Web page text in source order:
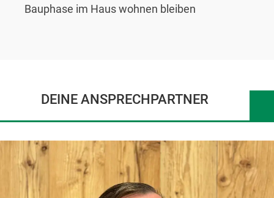
Bauphase im Haus wohnen bleiben
DEINE ANSPRECHPARTNER